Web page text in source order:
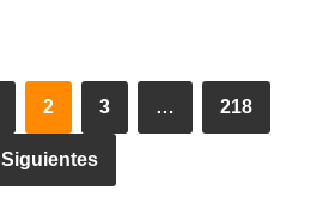
2 3 … 218
Siguientes